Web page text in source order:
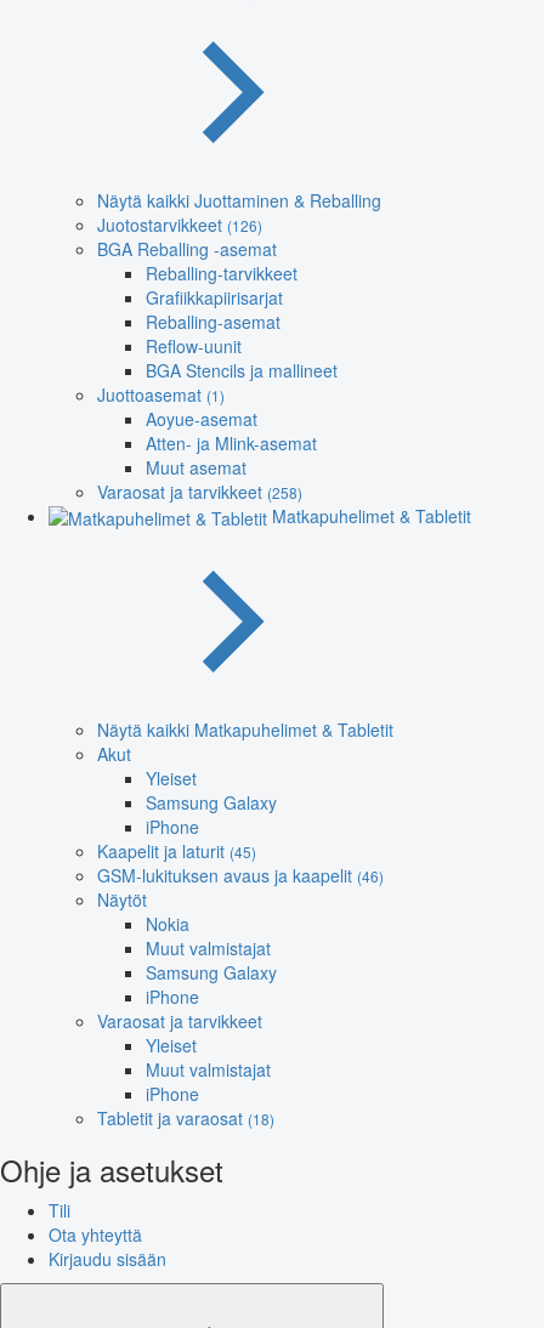
Näytä kaikki Juottaminen & Reballing
Juotostarvikkeet (126)
BGA Reballing -asemat
Reballing-tarvikkeet
Grafiikkapiirisarjat
Reballing-asemat
Reflow-uunit
BGA Stencils ja mallineet
Juottoasemat (1)
Aoyue-asemat
Atten- ja Mlink-asemat
Muut asemat
Varaosat ja tarvikkeet (258)
Matkapuhelimet & Tabletit
Näytä kaikki Matkapuhelimet & Tabletit
Akut
Yleiset
Samsung Galaxy
iPhone
Kaapelit ja laturit (45)
GSM-lukituksen avaus ja kaapelit (46)
Näytöt
Nokia
Muut valmistajat
Samsung Galaxy
iPhone
Varaosat ja tarvikkeet
Yleiset
Muut valmistajat
iPhone
Tabletit ja varaosat (18)
Ohje ja asetukset
Tili
Ota yhteyttä
Kirjaudu sisään